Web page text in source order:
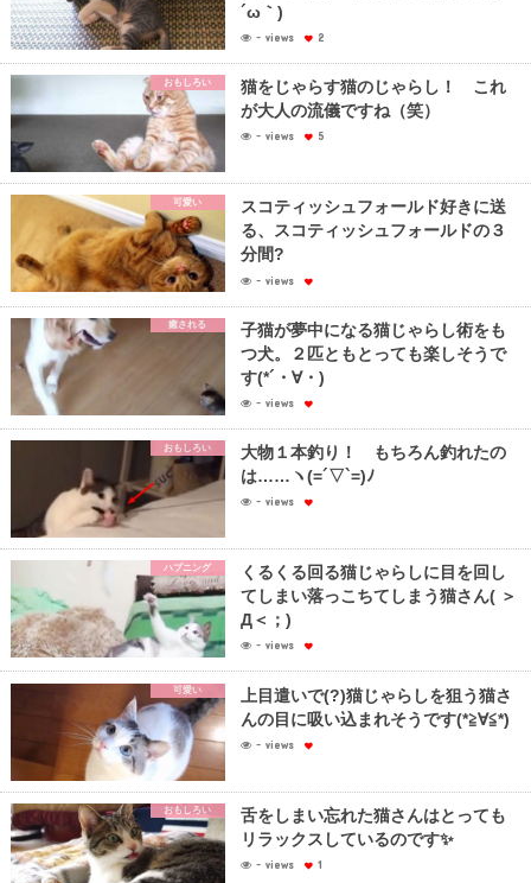
´ω｀)
- views 2
おもしろい
猫をじゃらす猫のじゃらし！ これ
が大人の流儀ですね（笑）
- views 5
可愛い
スコティッシュフォールド好きに送
る、スコティッシュフォールドの３
分間?
- views
癒される
子猫が夢中になる猫じゃらし術をも
つ犬。２匹ともとっても楽しそうで
す(*´・∀・)
- views
おもしろい
大物１本釣り！ もちろん釣れたの
は……ヽ(=´▽`=)ﾉ
- views
ハプニング
くるくる回る猫じゃらしに目を回し
てしまい落っこちてしまう猫さん( ＞
Д＜；)
- views
可愛い
上目遣いで(?)猫じゃらしを狙う猫さ
んの目に吸い込まれそうです(*≧∀≦*)
- views
おもしろい
舌をしまい忘れた猫さんはとっても
リラックスしているのです✨
- views 1